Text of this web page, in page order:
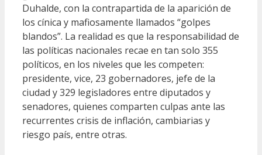
Duhalde, con la contrapartida de la aparición de
los cínica y mafiosamente llamados “golpes
blandos”. La realidad es que la responsabilidad de
las políticas nacionales recae en tan solo 355
políticos, en los niveles que les competen:
presidente, vice, 23 gobernadores, jefe de la
ciudad y 329 legisladores entre diputados y
senadores, quienes comparten culpas ante las
recurrentes crisis de inflación, cambiarias y
riesgo país, entre otras.